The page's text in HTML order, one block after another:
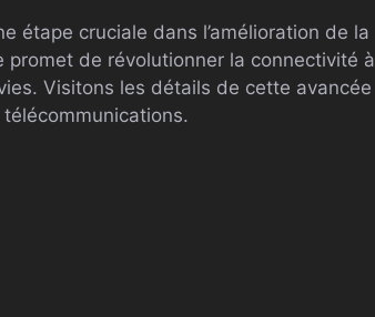
étape cruciale dans l’amélioration de la
de révolutionner la connectivité à
Visitons les détails de cette avancée